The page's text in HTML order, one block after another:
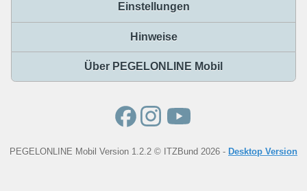
Einstellungen
Hinweise
Über PEGELONLINE Mobil
PEGELONLINE Mobil Version 1.2.2 © ITZBund 2026 - Desktop Version